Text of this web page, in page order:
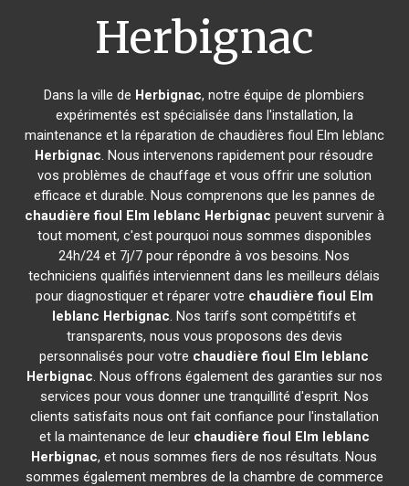
Herbignac
Dans la ville de Herbignac, notre équipe de plombiers
expérimentés est spécialisée dans l'installation, la
maintenance et la réparation de chaudières fioul Elm leblanc
Herbignac. Nous intervenons rapidement pour résoudre
vos problèmes de chauffage et vous offrir une solution
efficace et durable. Nous comprenons que les pannes de
chaudière fioul Elm leblanc Herbignac peuvent survenir à
tout moment, c'est pourquoi nous sommes disponibles
24h/24 et 7j/7 pour répondre à vos besoins. Nos
techniciens qualifiés interviennent dans les meilleurs délais
pour diagnostiquer et réparer votre chaudière fioul Elm
leblanc Herbignac. Nos tarifs sont compétitifs et
transparents, nous vous proposons des devis
personnalisés pour votre chaudière fioul Elm leblanc
Herbignac. Nous offrons également des garanties sur nos
services pour vous donner une tranquillité d'esprit. Nos
clients satisfaits nous ont fait confiance pour l'installation
et la maintenance de leur chaudière fioul Elm leblanc
Herbignac, et nous sommes fiers de nos résultats. Nous
sommes également membres de la chambre de commerce